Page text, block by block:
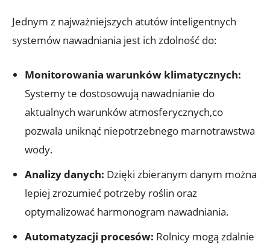
Jednym z najważniejszych atutów inteligentnych
systemów nawadniania jest ich zdolność do:
Monitorowania warunków klimatycznych:
Systemy te dostosowują nawadnianie do
aktualnych warunków atmosferycznych,co
pozwala uniknąć niepotrzebnego marnotrawstwa
wody.
Analizy danych: Dzięki zbieranym danym można
lepiej zrozumieć potrzeby roślin oraz
optymalizować harmonogram nawadniania.
Automatyzacji procesów: Rolnicy mogą zdalnie